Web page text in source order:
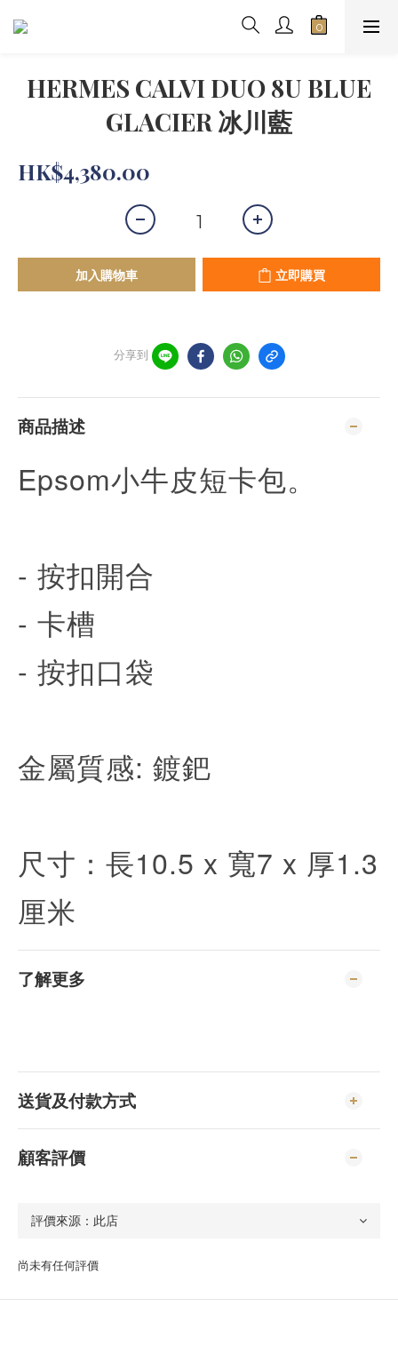
HERMES CALVI DUO 8U BLUE
GLACIER 冰川藍
HK$4,380.00
加入購物車 立即購買
分享到
商品描述
Epsom小牛皮短卡包。
- 按扣開合
- 卡槽
- 按扣口袋
金屬質感: 鍍鈀
尺寸：長10.5 x 寬7 x 厚1.3
厘米
了解更多
送貨及付款方式
顧客評價
尚未有任何評價